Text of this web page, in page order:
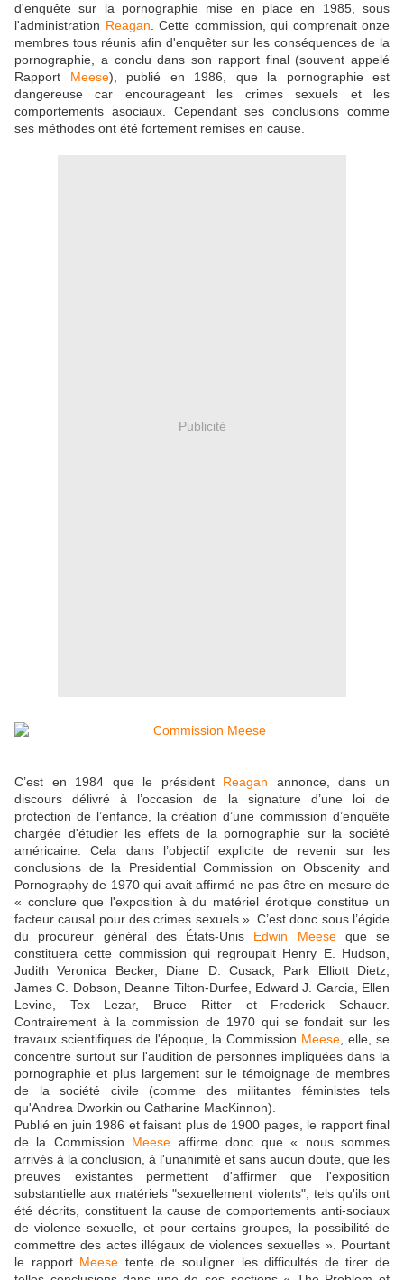
d'enquête sur la pornographie mise en place en 1985, sous
l'administration Reagan . Cette commission, qui comprenait onze
membres tous réunis afin d'enquêter sur les conséquences de la
pornographie, a conclu dans son rapport final (souvent appelé
Rapport Meese), publié en 1986, que la pornographie est
dangereuse car encourageant les crimes sexuels et les
comportements asociaux. Cependant ses conclusions comme
ses méthodes ont été fortement remises en cause.
Publicité
C’est en 1984 que le président Reagan annonce, dans un
discours délivré à l’occasion de la signature d’une loi de
protection de l’enfance, la création d’une commission d’enquête
chargée d'étudier les effets de la pornographie sur la société
américaine. Cela dans l’objectif explicite de revenir sur les
conclusions de la Presidential Commission on Obscenity and
Pornography de 1970 qui avait affirmé ne pas être en mesure de
« conclure que l'exposition à du matériel érotique constitue un
facteur causal pour des crimes sexuels ». C’est donc sous l’égide
du procureur général des États-Unis Edwin Meeseque se
constituera cette commission qui regroupait Henry E. Hudson,
Judith Veronica Becker, Diane D. Cusack, Park Elliott Dietz,
James C. Dobson, Deanne Tilton-Durfee, Edward J. Garcia, Ellen
Levine, Tex Lezar, Bruce Ritter et Frederick Schauer.
Contrairement à la commission de 1970 qui se fondait sur les
travaux scientifiques de l'époque, la Commission Meese , elle, se
concentre surtout sur l'audition de personnes impliquées dans la
pornographie et plus largement sur le témoignage de membres
de la société civile (comme des militantes féministes tels
qu'Andrea Dworkin ou Catharine MacKinnon).
Publié en juin 1986 et faisant plus de 1900 pages, le rapport final
de la Commission Meese affirme donc que « nous sommes
arrivés à la conclusion, à l'unanimité et sans aucun doute, que les
preuves existantes permettent d'affirmer que l'exposition
substantielle aux matériels "sexuellement violents", tels qu'ils ont
été décrits, constituent la cause de comportements anti-sociaux
de violence sexuelle, et pour certains groupes, la possibilité de
commettre des actes illégaux de violences sexuelles ». Pourtant
le rapport Meese tente de souligner les difficultés de tirer de